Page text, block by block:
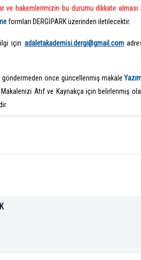
ve hakemlerimizin bu durumu dikkate
formları DERGİPARK üzerinden iletilecektir.
için adaletakademisi.dergi@gmail.com
önce güncellenmiş makale
Makalenizi Atıf ve Kaynakça için belirlenmiş